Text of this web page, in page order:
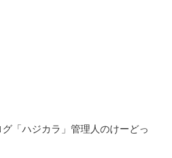
「ハジカラ」管理人のけーどっ